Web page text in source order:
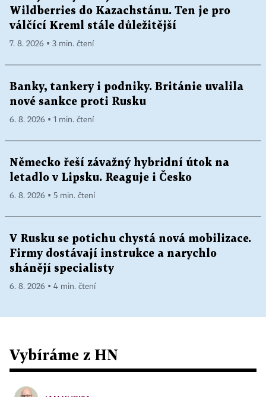
Wildberries do Kazachstánu. Ten je pro
válčící Kreml stále důležitější
7. 8. 2026 ▪ 3 min. čtení
Banky, tankery i podniky. Británie uvalila
nové sankce proti Rusku
6. 8. 2026 ▪ 1 min. čtení
Německo řeší závažný hybridní útok na
letadlo v Lipsku. Reaguje i Česko
6. 8. 2026 ▪ 5 min. čtení
V Rusku se potichu chystá nová mobilizace.
Firmy dostávají instrukce a narychlo
shánějí specialisty
6. 8. 2026 ▪ 4 min. čtení
Vybíráme z HN